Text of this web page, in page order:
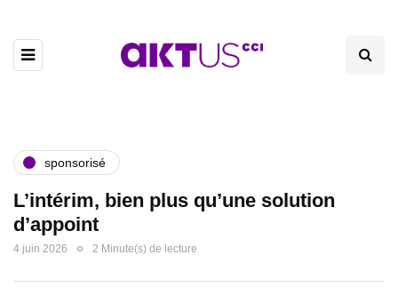
sponsorisé
L’intérim, bien plus qu’une solution
d’appoint
4 juin 2026 2 Minute(s) de lecture